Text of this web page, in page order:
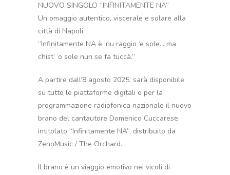
NUOVO SINGOLO “INFINITAMENTE NA”
Un omaggio autentico, viscerale e solare alla
città di Napoli
“Infinitamente NA è ‘nu raggio ‘e sole… ma
chist’ ‘o sole nun se fa tuccà.”
A partire dall’8 agosto 2025, sarà disponibile
su tutte le piattaforme digitali e per la
programmazione radiofonica nazionale il nuovo
brano del cantautore Domenico Cuccarese,
intitolato “Infinitamente NA”, distribuito da
ZenoMusic / The Orchard.
Il brano è un viaggio emotivo nei vicoli di